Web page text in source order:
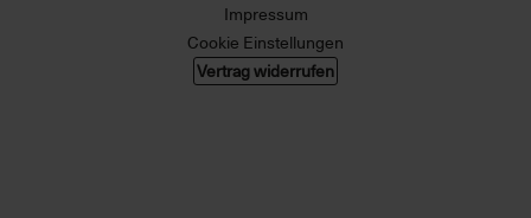
Impressum
Cookie Einstellungen
Vertrag widerrufen